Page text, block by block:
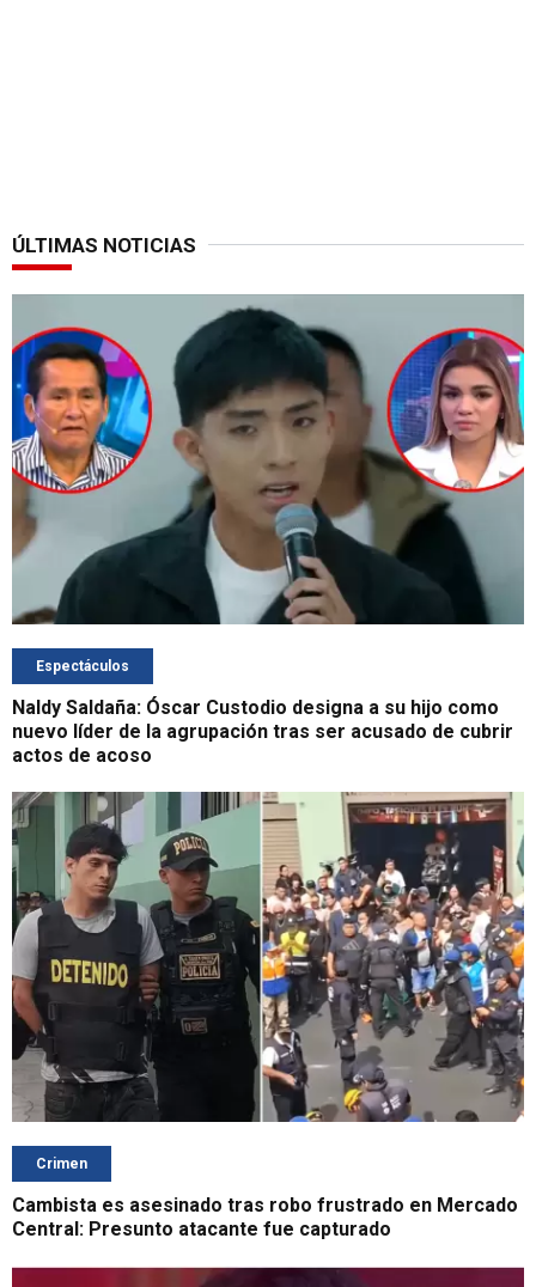
ÚLTIMAS NOTICIAS
Espectáculos
Naldy Saldaña: Óscar Custodio designa a su hijo como
nuevo líder de la agrupación tras ser acusado de cubrir
actos de acoso
Crimen
Cambista es asesinado tras robo frustrado en Mercado
Central: Presunto atacante fue capturado